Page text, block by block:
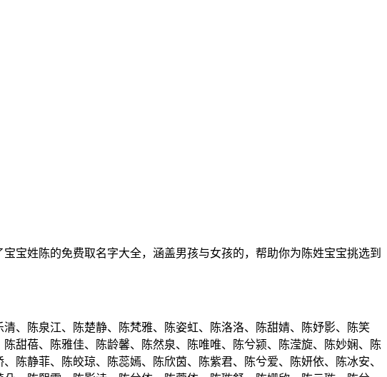
宝姓陈的免费取名字大全，涵盖男孩与女孩的，帮助你为陈姓宝宝挑选到
、陈泉江、陈楚静、陈梵雅、陈姿虹、陈洛洛、陈甜婧、陈妤影、陈笑
甜蓓、陈雅佳、陈龄馨、陈然泉、陈唯唯、陈兮颍、陈滢旋、陈妙娴、陈
陈静菲、陈皎琼、陈蕊嫣、陈欣茵、陈紫君、陈兮爱、陈妍依、陈冰安、